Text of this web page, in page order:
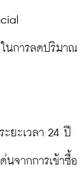
นการลดปริมาณ
ยะเวลา 24 ปี
นจากการเข้าซื้อ